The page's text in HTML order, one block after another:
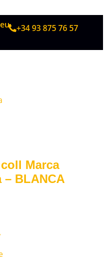
+34 93 875 76 57
Marca
– BLANCA